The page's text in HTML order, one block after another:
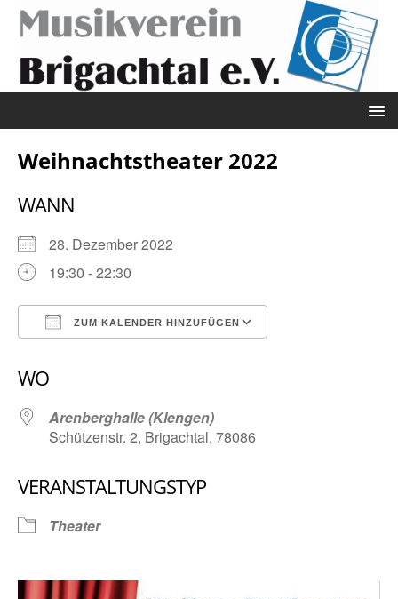
Weihnachtstheater 2022
WANN
28. Dezember 2022
19:30 - 22:30
ZUM KALENDER HINZUFÜGEN
WO
Arenberghalle (Klengen)
Schützenstr. 2, Brigachtal, 78086
VERANSTALTUNGSTYP
Theater